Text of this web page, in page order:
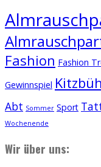
Fashion Fashion
Gewinnspiel
Abt Sommer Sport
Wochenende
Wir über uns: